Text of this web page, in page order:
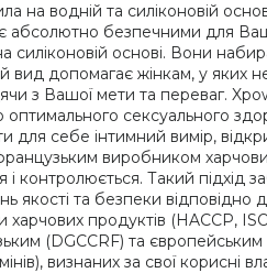
водній та силіконовій
є абсолютно безпечними для
основі. Вони
допомагає жінкам, у яких
з Вашої мети та переваг.
оптимального
для себе інтимний вимір,
виробником
контролюється. Такий підхід
якості та безпеки
харчових продуктів (HACCP,
(DGCCRF) та
визнаних за свої корисні